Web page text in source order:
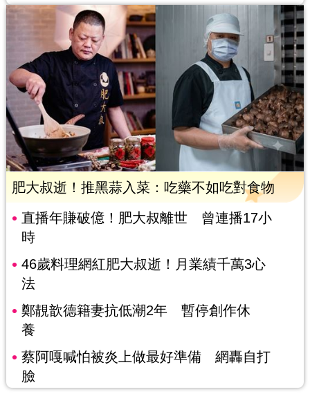
肥大叔逝！推黑蒜入菜：吃藥不如吃對食物
直播年賺破億！肥大叔離世 曾連播17小
時
46歲料理網紅肥大叔逝！月業績千萬3心
法
鄭靚歆德籍妻抗低潮2年 暫停創作休
養
蔡阿嘎喊怕被炎上做最好準備 網轟自打
臉